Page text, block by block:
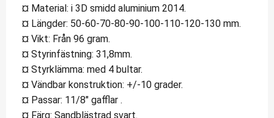
¤ Material: i 3D smidd aluminium 2014.
¤ Längder: 50-60-70-80-90-100-110-120-130 mm.
¤ Vikt: Från 96 gram.
¤ Styrinfästning: 31,8mm.
¤ Styrklämma: med 4 bultar.
¤ Vändbar konstruktion: +/-10 grader.
¤ Passar: 11/8" gafflar .
¤ Färg: Sandblästrad svart.